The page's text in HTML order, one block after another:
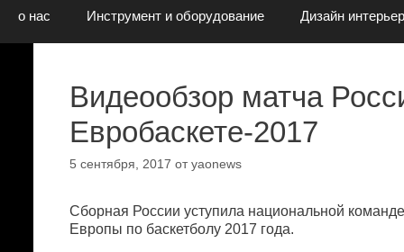
о нас Инструмент и оборудование Дизaйн
Видеообзор матча
Евробаскете-2017
5 сентября, 2017 от yaonews
Сборная России уступила национальной
Европы по баскетболу 2017 года.